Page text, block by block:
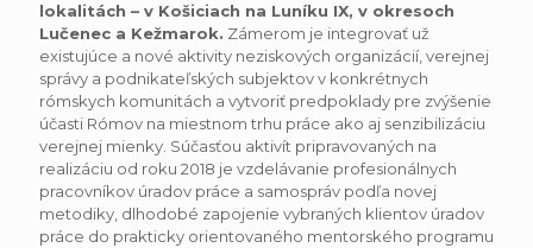
lokalitách – v Košiciach na Luníku IX, v okresoch
Lučenec a Kežmarok. Zámerom je integrovať už
existujúce a nové aktivity neziskových organizácií, verejnej
správy a podnikateľských subjektov v konkrétnych
rómskych komunitách a vytvoriť predpoklady pre zvýšenie
účasti Rómov na miestnom trhu práce ako aj senzibilizáciu
verejnej mienky. Súčasťou aktivít pripravovaných na
realizáciu od roku 2018 je vzdelávanie profesionálnych
pracovníkov úradov práce a samospráv podľa novej
metodiky, dlhodobé zapojenie vybraných klientov úradov
práce do prakticky orientovaného mentorského programu